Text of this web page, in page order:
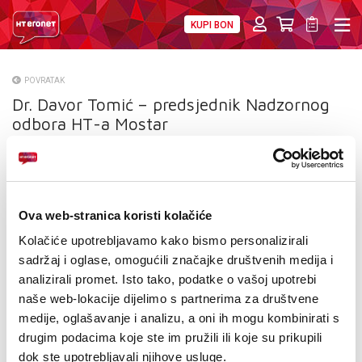
Ova web-stranica koristi kolačiće
Kolačiće upotrebljavamo kako bismo personalizirali
sadržaj i oglase, omogućili značajke društvenih medija i
analizirali promet. Isto tako, podatke o vašoj upotrebi
naše web-lokacije dijelimo s partnerima za društvene
medije, oglašavanje i analizu, a oni ih mogu kombinirati s
drugim podacima koje ste im pružili ili koje su prikupili
dok ste upotrebljavali njihove usluge.
KUPI BON
O NAMA
NATJEČAJI
VELEPRODAJA
KONTAKTI
MOJ PROFIL
E-RAČUN
POVRATAK
Dr. Davor Tomić – predsjednik Nadzornog
odbora HT-a Mostar